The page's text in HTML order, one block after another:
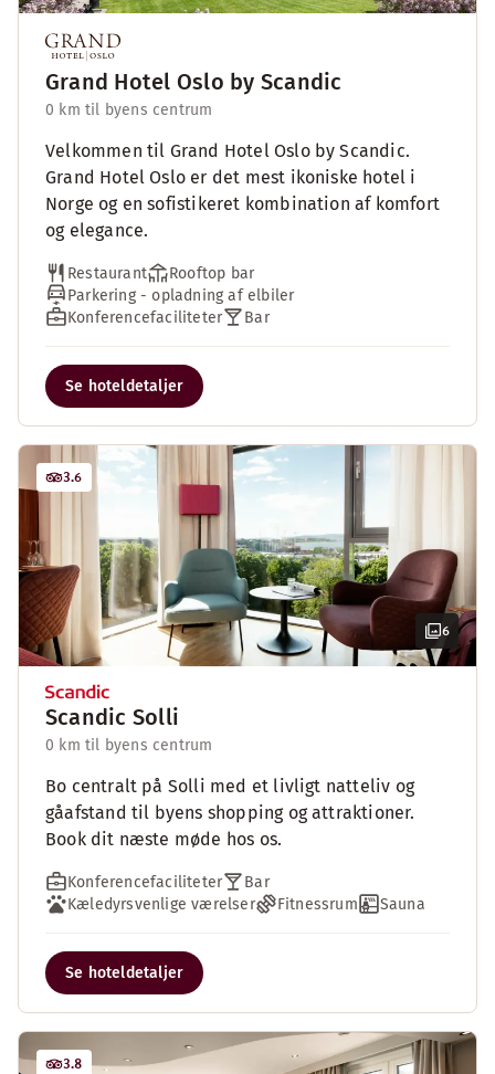
Grand Hotel Oslo by Scandic
0 km til byens centrum
Velkommen til Grand Hotel Oslo by Scandic.
Grand Hotel Oslo er det mest ikoniske hotel i
Norge og en sofistikeret kombination af komfort
og elegance.
Restaurant
Rooftop bar
Parkering - opladning af elbiler
Konferencefaciliteter
Bar
Se hoteldetaljer
6
3.6
Scandic Solli
0 km til byens centrum
Bo centralt på Solli med et livligt natteliv og
gåafstand til byens shopping og attraktioner.
Book dit næste møde hos os.
Konferencefaciliteter
Bar
Kæledyrsvenlige værelser
Fitnessrum Sauna
Se hoteldetaljer
3.8